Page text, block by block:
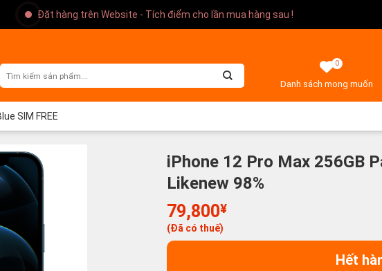
Đặt hàng trên Website - Tích điểm cho lần mua hàng sau !
0
Danh sách mong muốn
SIM FREE
iPhone 12 Pro Max 256GB
Likenew 98%
79,800¥
(Đã có thuế)
Hết